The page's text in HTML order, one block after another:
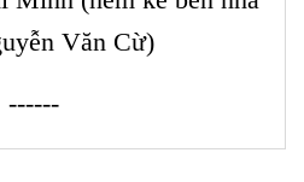
Văn Cừ)
------